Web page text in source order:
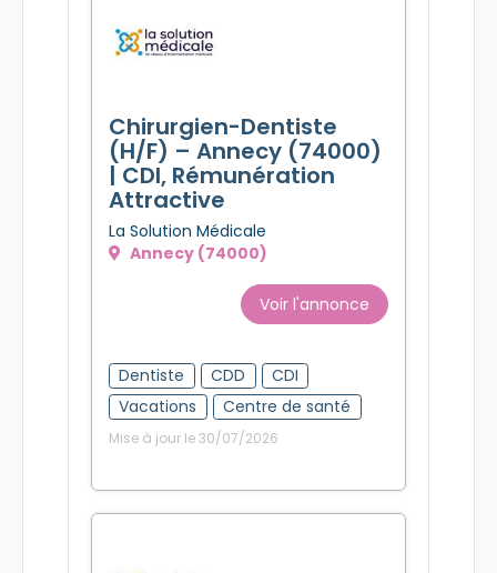
Chirurgien-Dentiste
(H/F) – Annecy (74000)
| CDI, Rémunération
Attractive
La Solution Médicale
Annecy (74000)
Voir l'annonce
Dentiste CDD
CDI
Vacations
Centre de santé
Mise à jour le 30/07/2026